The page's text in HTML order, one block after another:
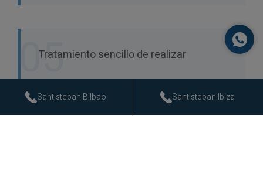
05
Tratamiento sencillo de realizar
Santisteban Bilbao Santisteban Ibiza